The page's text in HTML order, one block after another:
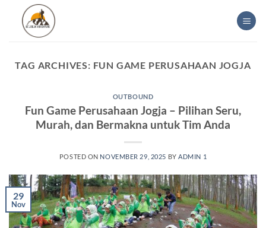
content
TAG ARCHIVES: FUN GAME PERUSAHAAN JOGJA
OUTBOUND
Fun Game Perusahaan Jogja – Pilihan Seru,
Murah, dan Bermakna untuk Tim Anda
POSTED ON NOVEMBER 29, 2025 BY ADMIN 1
29
Nov